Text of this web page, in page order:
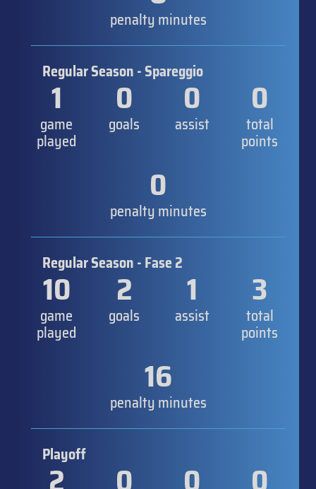
penalty minutes
Regular Season - Spareggio
1
game
played
0
goals
0
assist
0
total
points
0
penalty minutes
Regular Season - Fase 2
10
game
played
2
goals
1
assist
3
total
points
16
penalty minutes
Playoff